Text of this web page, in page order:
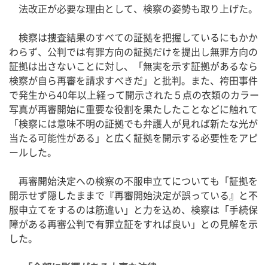
法改正が必要な理由として、検察の姿勢も取り上げた。
検察は捜査結果のすべての証拠を把握しているにもかか
わらず、公判では有罪方向の証拠だけを提出し無罪方向の
証拠は出さないことに対し、「無実を示す証拠があるなら
検察が自ら再審を請求すべきだ」と批判。また、袴田事件
で発生から40年以上経って開示された５点の衣類のカラー
写真が再審開始に重要な役割を果たしたことなどに触れて
「検察には意味不明の証拠でも弁護人が見れば新たな光が
当たる可能性がある」と広く証拠を開示する必要性をアピ
ールした。
再審開始決定への検察の不服申立てについても「証拠を
開示せず隠したままで『再審開始決定が誤っている』と不
服申立てをするのは筋違い」と力を込め、検察は「手続保
障がある再審公判で有罪立証をすれば良い」との見解を示
した。